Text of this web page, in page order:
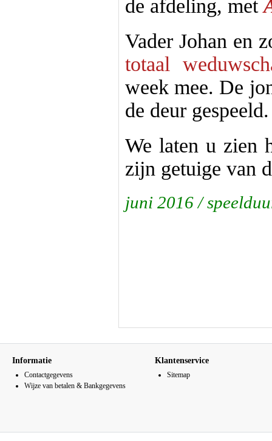
de afdeling, met
Vader Johan en
totaal
week mee. De
de deur gespeeld.
We laten u zien
zijn getuige van
juni 2016 /
Informatie
Contactgegevens
Wijze van betalen & Bankgegevens
Klantenservice
Sitemap